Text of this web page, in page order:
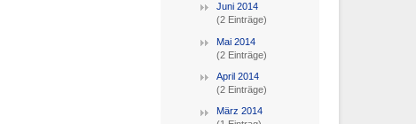
Juni 2014
(2 Einträge)
Mai 2014
(2 Einträge)
April 2014
(2 Einträge)
März 2014